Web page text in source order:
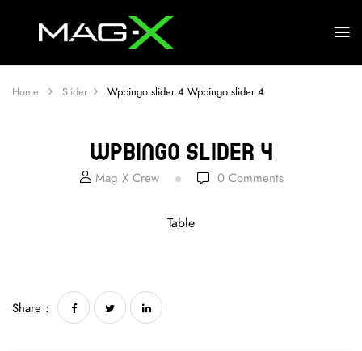
Home Slider Wpbingo slider 4 Wpbingo slider 4
Wpbingo slider 4
Mag X Crew 0Comments
Table
Share :